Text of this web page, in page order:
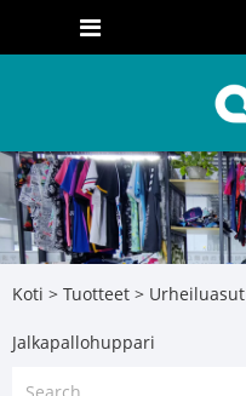
Koti > Tuotteet > Urheiluasut
Jalkapallohuppari